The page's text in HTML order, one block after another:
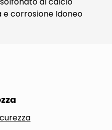
corrosione Idoneo